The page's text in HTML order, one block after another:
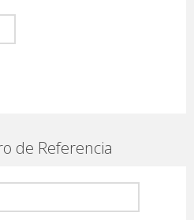
de Referencia